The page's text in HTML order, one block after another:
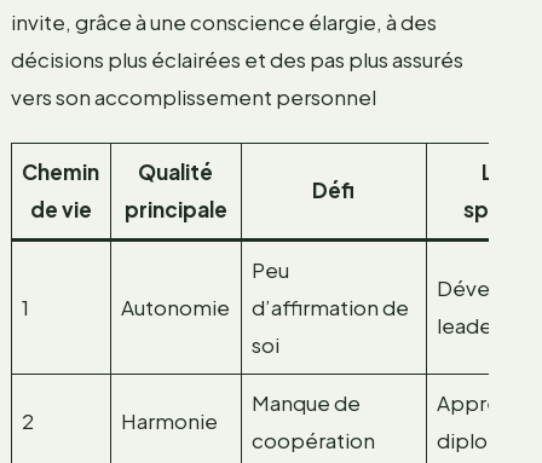
invite, grâce à une conscience élargie, à des
décisions plus éclairées et des pas plus assurés
vers son accomplissement personnel
Chemin
de vie
Qualité
principale
Défi
1 Autonomie
Peu
d’affirmation de
soi
leadership
2 Harmonie
Manque de
coopération